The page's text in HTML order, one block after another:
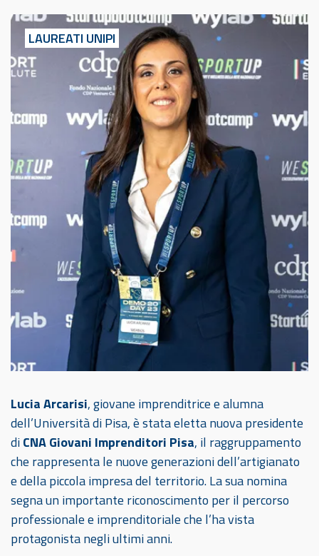
LAUREATI UNIPI
Lucia Arcarisi, giovane imprenditrice e alumna
dell’Università di Pisa, è stata eletta nuova presidente
diCNA Giovani Imprenditori Pisa, il raggruppamento
che rappresenta le nuove generazioni dell’artigianato
e della piccola impresa del territorio. La sua nomina
segna un importante riconoscimento per il percorso
professionale e imprenditoriale che l’ha vista
protagonista negli ultimi anni.